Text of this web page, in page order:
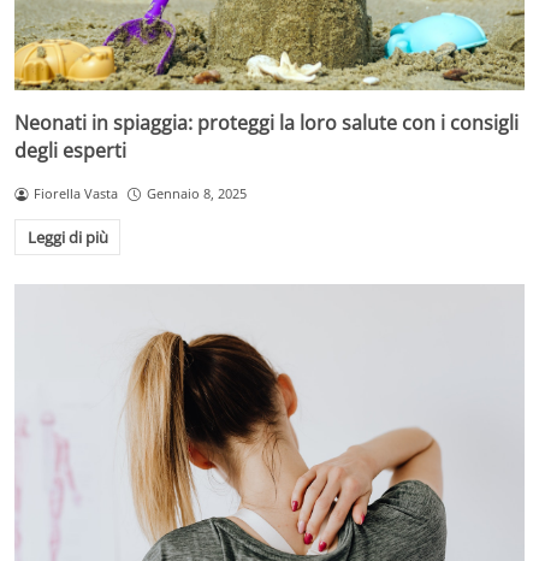
Neonati in spiaggia: proteggi la loro salute con i consigli
degli esperti
Fiorella Vasta Gennaio 8, 2025
Leggi di più